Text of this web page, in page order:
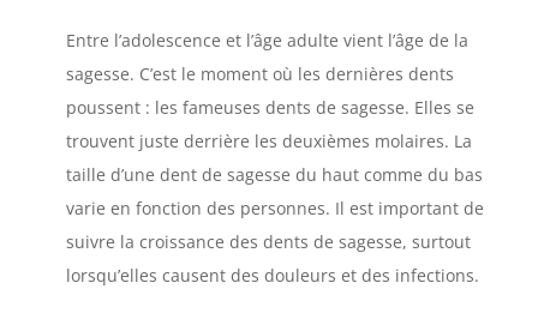
Entre l’adolescence et l’âge adulte vient l’âge de la
sagesse. C’est le moment où les dernières dents
poussent : les fameuses dents de sagesse. Elles se
trouvent juste derrière les deuxièmes molaires. La
taille d’une dent de sagesse du haut comme du bas
varie en fonction des personnes. Il est important de
suivre la croissance des dents de sagesse, surtout
lorsqu’elles causent des douleurs et des infections.